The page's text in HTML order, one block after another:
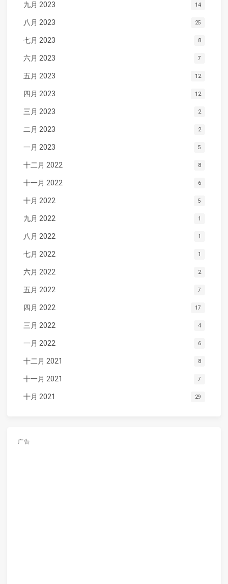
九月 2023 14
八月 2023 25
七月 2023 8
六月 2023 7
五月 2023 12
四月 2023 12
三月 2023 2
二月 2023 2
一月 2023 5
十二月 2022 8
十一月 2022 6
十月 2022 5
九月 2022 1
八月 2022 1
七月 2022 1
六月 2022 2
五月 2022 7
四月 2022 17
三月 2022 4
一月 2022 6
十二月 2021 8
十一月 2021 7
十月 2021 29
广告